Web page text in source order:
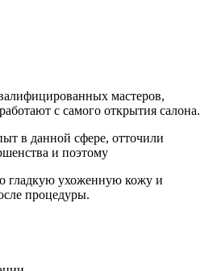
мастеров,
с самого открытия салона.
в данной сфере, отточили
и поэтому
гладкую ухоженную кожу и
процедуры.